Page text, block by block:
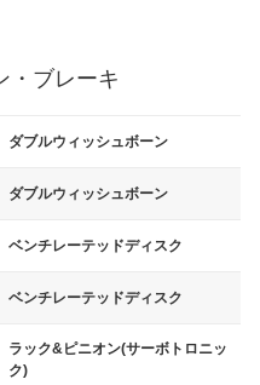
・ブレーキ
ダブルウィッシュボーン
ダブルウィッシュボーン
ベンチレーテッドディスク
ベンチレーテッドディスク
ラック&ピニオン(サーボトロニッ
ク)